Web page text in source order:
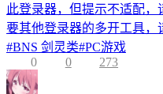
此登录器，但提示不适配
要其他登录器的多开工具，
#BNS 剑灵类#PC游戏
0
0 273